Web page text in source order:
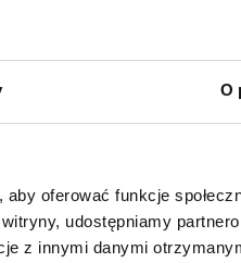
O
oferować funkcje
udostępniamy
z innymi danymi
płatności